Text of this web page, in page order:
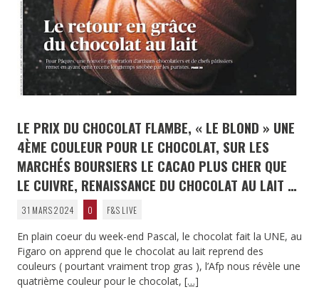
LE PRIX DU CHOCOLAT FLAMBE, « LE BLOND » UNE
4ÈME COULEUR POUR LE CHOCOLAT, SUR LES
MARCHÉS BOURSIERS LE CACAO PLUS CHER QUE
LE CUIVRE, RENAISSANCE DU CHOCOLAT AU LAIT …
31 MARS 2024 0 F&S LIVE
En plain coeur du week-end Pascal, le chocolat fait la UNE, au
Figaro on apprend que le chocolat au lait reprend des
couleurs ( pourtant vraiment trop gras ), l’Afp nous révèle une
quatrième couleur pour le chocolat, […]